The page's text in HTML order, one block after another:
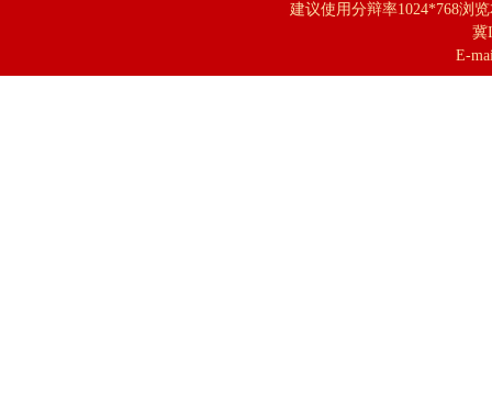
建议使用分辩率1024*768浏
冀
E-